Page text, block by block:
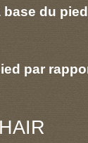
base du pied
par